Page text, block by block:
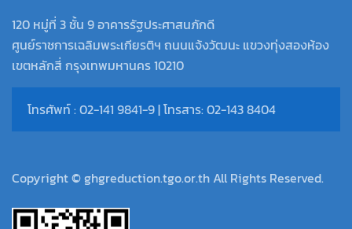
120 หมู่ที่ 3 ชั้น 9 อาคารรัฐประศาสนภักดี
ศูนย์ราชการเฉลิมพระเกียรติฯ ถนนแจ้งวัฒนะ แขวงทุ่งสองห้อง
เขตหลักสี่ กรุงเทพมหานคร 10210
โทรศัพท์ : 02-141 9841-9 | โทรสาร: 02-143 8404
Copyright © ghgreduction.tgo.or.th All Rights Reserved.